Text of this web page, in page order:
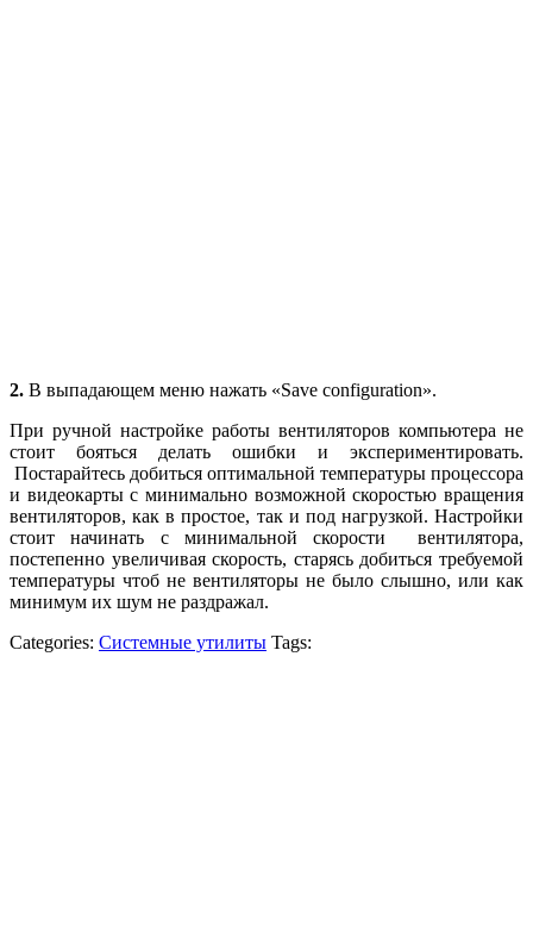
2. В выпадающем меню нажать «Save configuration».
При ручной настройке работы вентиляторов компьютера не
стоит бояться делать ошибки и экспериментировать.
Постарайтесь добиться оптимальной температуры процессора
и видеокарты с минимально возможной скоростью вращения
вентиляторов, как в простое, так и под нагрузкой. Настройки
стоит начинать с минимальной скорости вентилятора,
постепенно увеличивая скорость, старясь добиться требуемой
температуры чтоб не вентиляторы не было слышно, или как
минимум их шум не раздражал.
Categories: Системные утилиты Tags: